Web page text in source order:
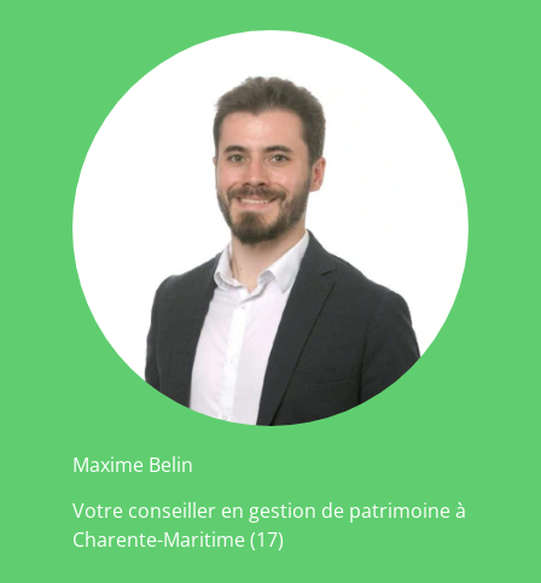
Maxime Belin
Votre conseiller en gestion de patrimoine à
Charente-Maritime (17)